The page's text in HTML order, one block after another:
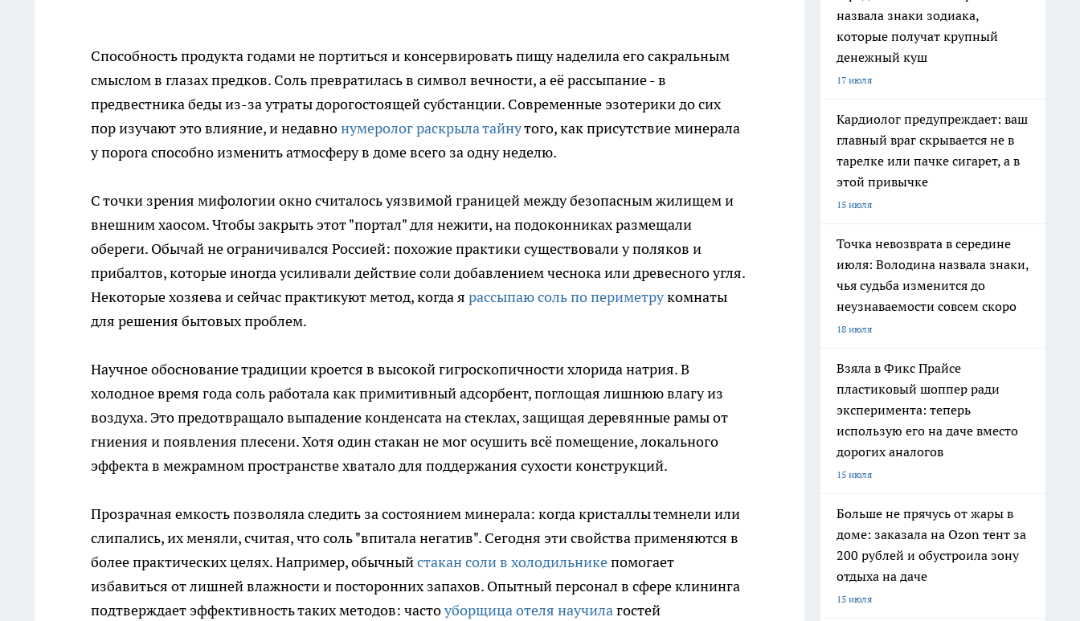
Способность продукта годами не портиться и консервировать пищу наделила его сакральным
смыслом в глазах предков. Соль превратилась в символ вечности, а её рассыпание - в
предвестника беды из-за утраты дорогостоящей субстанции. Современные эзотерики до сих
пор изучают это влияние, и недавнонумеролог раскрыла тайнутого, как присутствие минерала
у порога способно изменить атмосферу в доме всего за одну неделю.
С точки зрения мифологии окно считалось уязвимой границей между безопасным жилищем и
внешним хаосом. Чтобы закрыть этот "портал" для нежити, на подоконниках размещали
обереги. Обычай не ограничивался Россией: похожие практики существовали у поляков и
прибалтов, которые иногда усиливали действие соли добавлением чеснока или древесного угля.
Некоторые хозяева и сейчас практикуют метод, когда я рассыпаю соль по периметрукомнаты
для решения бытовых проблем.
Научное обоснование традиции кроется в высокой гигроскопичности хлорида натрия. В
холодное время года соль работала как примитивный адсорбент, поглощая лишнюю влагу из
воздуха. Это предотвращало выпадение конденсата на стеклах, защищая деревянные рамы от
гниения и появления плесени. Хотя один стакан не мог осушить всё помещение, локального
эффекта в межрамном пространстве хватало для поддержания сухости конструкций.
Прозрачная емкость позволяла следить за состоянием минерала: когда кристаллы темнели или
слипались, их меняли, считая, что соль "впитала негатив". Сегодня эти свойства применяются в
более практических целях. Например, обычныйстакан соли в холодильникепомогает
избавиться от лишней влажности и посторонних запахов. Опытный персонал в сфере клининга
подтверждает эффективность таких методов: частоуборщица отеля научилагостей
назвала знаки зодиака,
которые получат крупный
денежный куш
17 июля
Кардиолог предупреждает: ваш
главный враг скрывается не в
тарелке или пачке сигарет, а в
этой привычке
15 июля
Точка невозврата в середине
июля: Володина назвала знаки,
чья судьба изменится до
неузнаваемости совсем скоро
18 июля
Взяла в Фикс Прайсе
пластиковый шоппер ради
эксперимента: теперь
использую его на даче вместо
дорогих аналогов
15 июля
Больше не прячусь от жары в
доме: заказала на Ozon тент за
200 рублей и обустроила зону
отдыха на даче
15 июля